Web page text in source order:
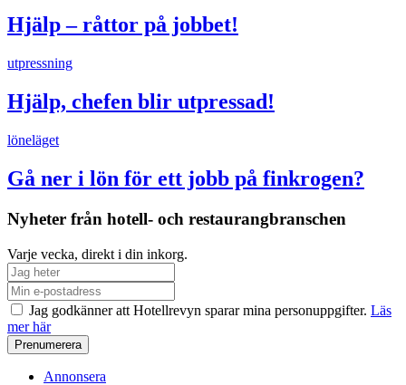
Hjälp – råttor på jobbet!
utpressning
Hjälp, chefen blir utpressad!
löneläget
Gå ner i lön för ett jobb på finkrogen?
Nyheter från hotell- och restaurangbranschen
Varje vecka, direkt i din inkorg.
Jag godkänner att Hotellrevyn sparar mina personuppgifter. Läs
mer här
Annonsera